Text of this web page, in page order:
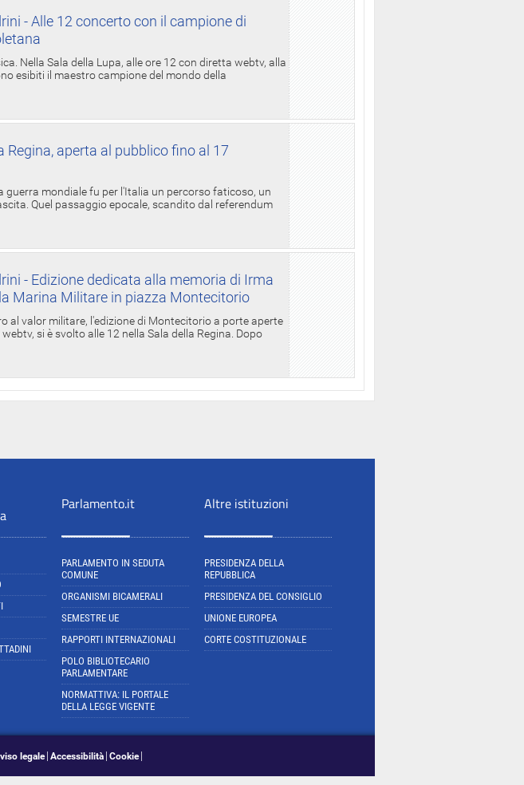
- Alle 12 concerto con il campione di
Nella Sala della Lupa, alle ore 12 con diretta webtv, alla
esibiti il maestro campione del mondo della
Regina, aperta al pubblico fino al 17
mondiale fu per l'Italia un percorso faticoso, un
Quel passaggio epocale, scandito dal referendum
- Edizione dedicata alla memoria di Irma
Marina Militare in piazza Montecitorio
al valor militare, l'edizione di Montecitorio a porte aperte
si è svolto alle 12 nella Sala della Regina. Dopo
Parlamento.it
PARLAMENTO IN SEDUTA
COMUNE
ORGANISMI BICAMERALI
SEMESTRE UE
RAPPORTI INTERNAZIONALI
POLO BIBLIOTECARIO
PARLAMENTARE
NORMATTIVA: IL PORTALE
DELLA LEGGE VIGENTE
Altre istituzioni
PRESIDENZA DELLA
REPUBBLICA
PRESIDENZA DEL CONSIGLIO
UNIONE EUROPEA
CORTE COSTITUZIONALE
legale Accessibilità Cookie